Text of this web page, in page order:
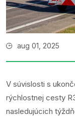
aug 01, 2025
V súvislosti s
rýchlostnej cesty
nasledujúcich